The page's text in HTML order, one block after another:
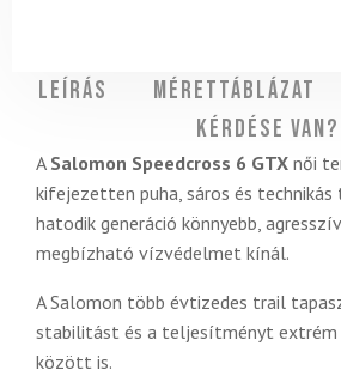
Leírás Mérettáblázat
Kérdése van?
A Salomon Speedcross 6 GTX női
kifejezetten puha, sáros és technikás
hatodik generáció könnyebb,
megbízható vízvédelmet kínál.
A Salomon több évtizedes trail
stabilitást és a teljesítményt extrém
között is.